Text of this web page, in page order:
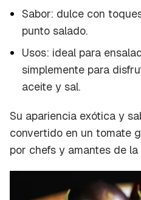
Sabor: dulce con
punto salado.
Usos: ideal para
simplemente para
aceite y sal.
Su apariencia exótica y
convertido en un tomate
por chefs y amantes de la